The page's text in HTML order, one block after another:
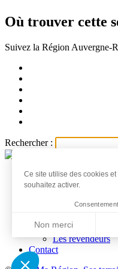
Où trouver cette
Suivez la Région Auvergne-
Rechercher :
Accueil
Les produits et
Les producteurs
Les revendeurs
Contact
Ce site utilise des cookies
souhaitez activer.
Non merci
Axeptio consent
Plateforme de Gestion